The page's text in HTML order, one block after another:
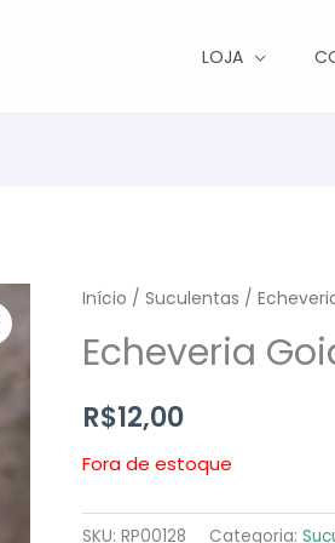
LOJA
Início /Suculentas /
Echeveria
R$12,00
Fora de estoque
SKU:RP00128 Categoria: